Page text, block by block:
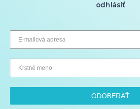
odhlásiť
ODOBERAŤ